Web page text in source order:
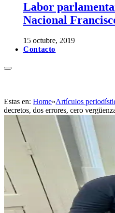
Labor
Nacional
15 octubre, 2019
Contacto
Estas en: Home»Artículos
decretos, dos errores, cero